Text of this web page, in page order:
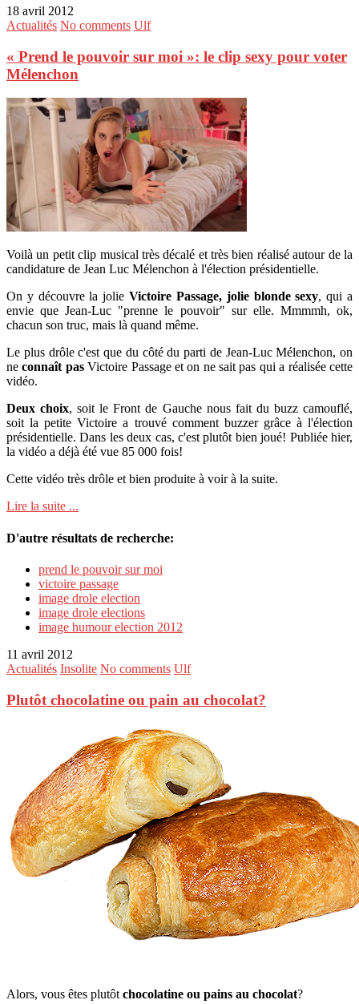
18 avril 2012
Actualités No comments Ulf
« Prend le pouvoir sur moi »: le clip sexy pour voter
Mélenchon
Voilà un petit clip musical très décalé et très bien réalisé autour de la
candidature de Jean Luc Mélenchon à l'élection présidentielle.
On y découvre la jolieVictoire Passage, jolie blonde sexy, qui a
envie que Jean-Luc "prenne le pouvoir" sur elle. Mmmmh, ok,
chacun son truc, mais là quand même.
Le plus drôle c'est que du côté du parti de Jean-Luc Mélenchon, on
ne connaît pasVictoire Passage et on ne sait pas qui a réalisée cette
vidéo.
Deux choix, soit le Front de Gauche nous fait du buzz camouflé,
soit la petite Victoire a trouvé comment buzzer grâce à l'élection
présidentielle. Dans les deux cas, c'est plutôt bien joué! Publiée hier,
la vidéo a déjà été vue 85 000 fois!
Cette vidéo très drôle et bien produite à voir à la suite.
Lire la suite ...
D'autre résultats de recherche:
prend le pouvoir sur moi
victoire passage
image drole election
image drole elections
image humour election 2012
11 avril 2012
Actualités Insolite No comments Ulf
Plutôt chocolatine ou pain au chocolat?
Alors, vous êtes plutôt chocolatine ou pains au chocolat?